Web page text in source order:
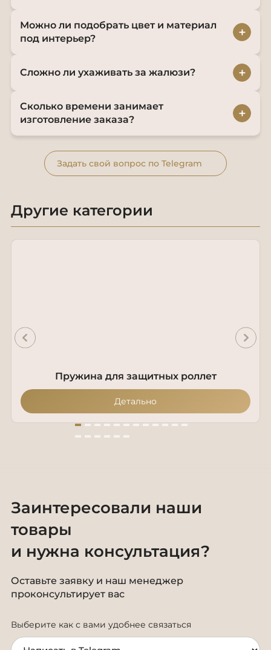
Можно ли подобрать цвет и материал
под интерьер?
+
Сложно ли ухаживать за жалюзи? +
Сколько времени занимает
изготовление заказа?
+
Задать свой вопрос по Telegram
Другие категории
Пружина для защитных роллет
Детально
Заинтересовали наши
товары
и нужна консультация?
Оставьте заявку и наш менеджер
проконсультирует вас
Выберите как с вами удобнее связаться